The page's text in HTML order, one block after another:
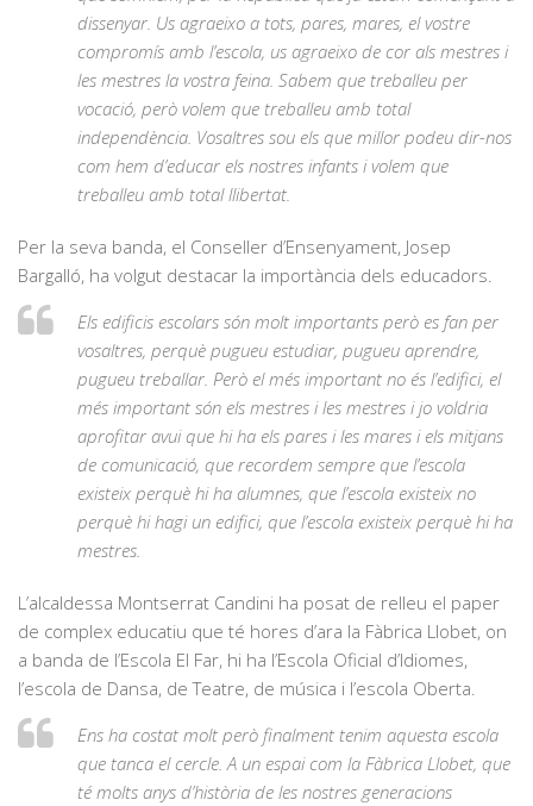
dissenyar. Us agraeixo a tots, pares, mares, el vostre
compromís amb l’escola, us agraeixo de cor als mestres i
les mestres la vostra feina. Sabem que treballeu per
vocació, però volem que treballeu amb total
independència. Vosaltres sou els que millor podeu dir-nos
com hem d’educar els nostres infants i volem que
treballeu amb total llibertat.
Per la seva banda, el Conseller d’Ensenyament, Josep
Bargalló, ha volgut destacar la importància dels educadors.
Els edificis escolars són molt importants però es fan per
vosaltres, perquè pugueu estudiar, pugueu aprendre,
pugueu treballar. Però el més important no és l’edifici, el
més important són els mestres i les mestres i jo voldria
aprofitar avui que hi ha els pares i les mares i els mitjans
de comunicació, que recordem sempre que l’escola
existeix perquè hi ha alumnes, que l’escola existeix no
perquè hi hagi un edifici, que l’escola existeix perquè hi ha
mestres.
L’alcaldessa Montserrat Candini ha posat de relleu el paper
de complex educatiu que té hores d’ara la Fàbrica Llobet, on
a banda de l’Escola El Far, hi ha l’Escola Oficial d’Idiomes,
l’escola de Dansa, de Teatre, de música i l’escola Oberta.
Ens ha costat molt però finalment tenim aquesta escola
que tanca el cercle. A un espai com la Fàbrica Llobet, que
té molts anys d’història de les nostres generacions